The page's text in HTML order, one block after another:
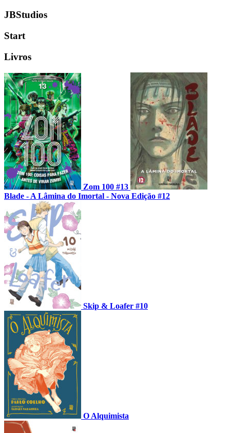
JBStudios
Start
Livros
Zom 100 #13
Blade - A Lâmina do Imortal - Nova Edição #12
Skip & Loafer #10
O Alquimista